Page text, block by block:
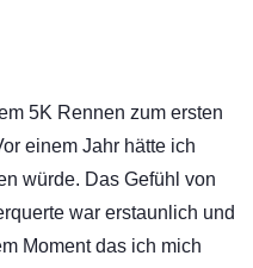
5K Rennen zum ersten
einem Jahr hätte ich
würde. Das Gefühl von
war erstaunlich und
Moment das ich mich